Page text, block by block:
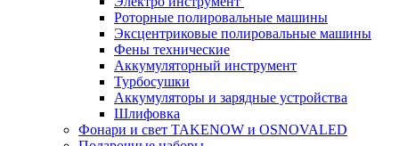
Роторные полировальные машины
Эксцентриковые полировальные машины
Фены технические
Аккумуляторный инструмент
Турбосушки
Аккумуляторы и зарядные устройства
Шлифовка
Фонари и свет TAKENOW и OSNOVALED